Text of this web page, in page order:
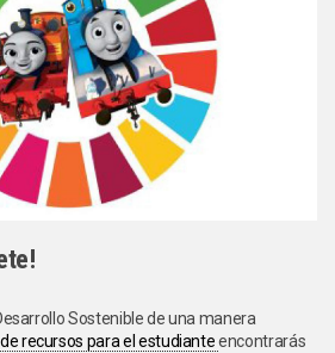
Sostenible de una manera
recursos para el estudianteencontrarás